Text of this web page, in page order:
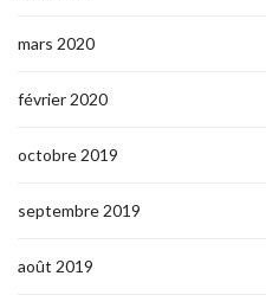
mars 2020
février 2020
octobre 2019
septembre 2019
août 2019